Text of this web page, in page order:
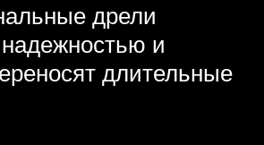
дрели
и
длительные